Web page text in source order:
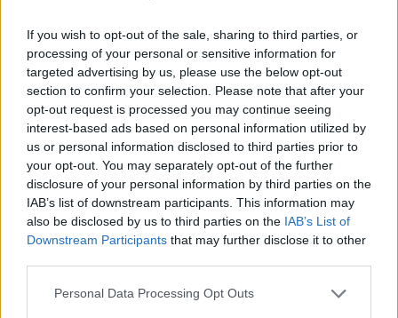
If you wish to opt-out of the sale, sharing to third parties, or
processing of your personal or sensitive information for
targeted advertising by us, please use the below opt-out
section to confirm your selection. Please note that after your
opt-out request is processed you may continue seeing
interest-based ads based on personal information utilized by
us or personal information disclosed to third parties prior to
your opt-out. You may separately opt-out of the further
disclosure of your personal information by third parties on the
IAB’s list of downstream participants. This information may
also be disclosed by us to third parties on the IAB’s List of
Downstream Participants that may further disclose it to other
Personal Data Processing Opt Outs
το καλύτερο. Άνοιγμα οριζόντων, Εισαγωγή πολιτισμού.
ΕΥΧΑΡΙΣΤΩ
Μπραλιώτη πατριώτη μας Νικόλαο Τσίτσα που με το
υπέροχο βιβλίο του΄΄Μπράλος Το σιδηροδρομικό
πέρασμα΄΄, μας πληροφορεί όλο το ιστορικό κατασκευής
της σιδηροδρομικής γραμμής και κυρίως για το
δυσκολότερο τμήμα του έργου Μπράλος – Λιανοκλάδι.
Τις ανεπανάληπτες φωτογραφίες και πληροφοριακό υλικό
της κατασκευής και τις καρτποστάλ που τυπώθηκαν τότε με
θέματα σχετικά του σταθμού του Μπράλου και του τραίνου
και ταχυδρομήθηκαν από στρατιώτες του πρώτου
παγκοσμίου πολέμου κατά την περίοδο 1917 – 1919